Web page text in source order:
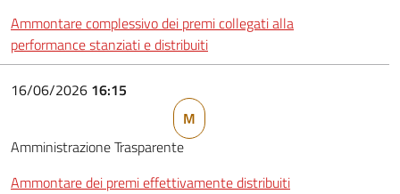
Ammontare complessivo dei premi collegati alla
performance stanziati e distribuiti
16/06/2026 16:15
M
Amministrazione Trasparente
Ammontare dei premi effettivamente distribuiti